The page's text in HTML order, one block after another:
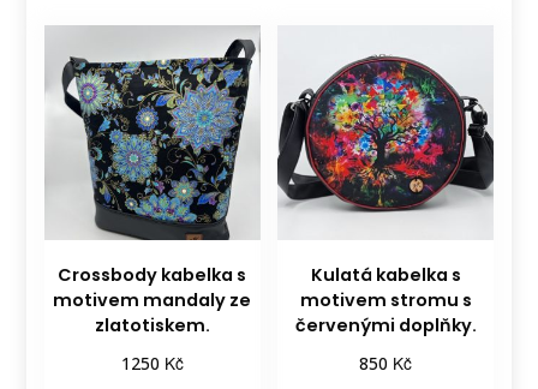
Crossbody kabelka s
motivem mandaly ze
zlatotiskem.
1250 Kč
Kulatá kabelka s
motivem stromu s
červenými doplňky.
850 Kč